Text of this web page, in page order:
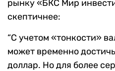
рынку «БКС Мир
скептичнее:
“С учетом «тонкости»
может временно
доллар. Но для более